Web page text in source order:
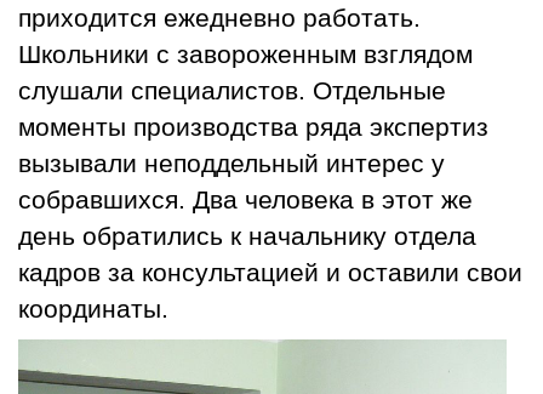
приходится ежедневно работать.
Школьники с завороженным взглядом
слушали специалистов. Отдельные
моменты производства ряда экспертиз
вызывали неподдельный интерес у
собравшихся. Два человека в этот же
день обратились к начальнику отдела
кадров за консультацией и оставили свои
координаты.